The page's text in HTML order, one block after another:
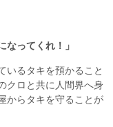
なってくれ！」
いるタキを預かること
クロと共に人間界へ身
からタキを守ることが